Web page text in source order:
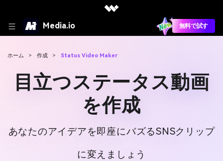
Media.io 無料で試す
ホーム > 作成 > Status Video Maker
目立つステータス動画
を作成
あなたのアイデアを即座にバズるSNSクリップ
に変えましょう